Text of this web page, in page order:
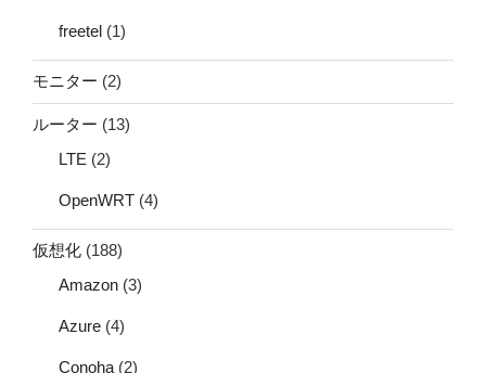
freetel (1)
モニター (2)
ルーター (13)
LTE (2)
OpenWRT (4)
仮想化 (188)
Amazon (3)
Azure (4)
Conoha (2)